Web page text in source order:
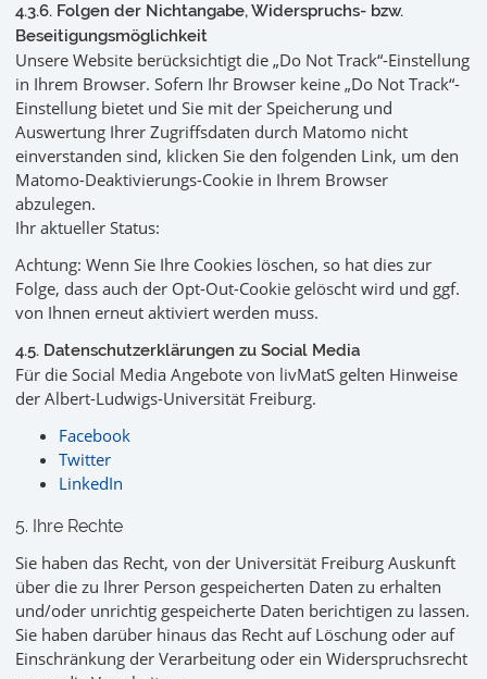
4.3.6. Folgen der Nichtangabe, Widerspruchs- bzw.
Beseitigungsmöglichkeit
Unsere Website berücksichtigt die „Do Not Track“-Einstellung
in Ihrem Browser. Sofern Ihr Browser keine „Do Not Track“-
Einstellung bietet und Sie mit der Speicherung und
Auswertung Ihrer Zugriffsdaten durch Matomo nicht
einverstanden sind, klicken Sie den folgenden Link, um den
Matomo-Deaktivierungs-Cookie in Ihrem Browser
abzulegen.
Ihr aktueller Status:
Achtung: Wenn Sie Ihre Cookies löschen, so hat dies zur
Folge, dass auch der Opt-Out-Cookie gelöscht wird und ggf.
von Ihnen erneut aktiviert werden muss.
4.5. Datenschutzerklärungen zu Social Media
Für die Social Media Angebote von livMatS gelten Hinweise
der Albert-Ludwigs-Universität Freiburg.
Facebook
Twitter
LinkedIn
5. Ihre Rechte
Sie haben das Recht, von der Universität Freiburg Auskunft
über die zu Ihrer Person gespeicherten Daten zu erhalten
und/oder unrichtig gespeicherte Daten berichtigen zu lassen.
Sie haben darüber hinaus das Recht auf Löschung oder auf
Einschränkung der Verarbeitung oder ein Widerspruchsrecht